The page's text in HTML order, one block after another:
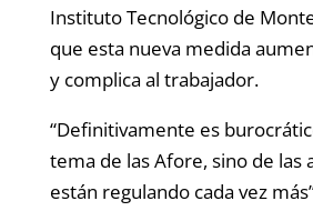
Instituto Tecnológico de
que esta nueva medida
y complica al trabajador.
“Definitivamente es
tema de las Afore, sino de las
están regulando cada vez